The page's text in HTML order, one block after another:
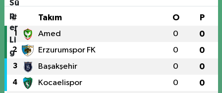
# Takım O P
1 Amed 0 0
2 Erzurumspor FK 0 0
3 Başakşehir 0 0
4 Kocaelispor 0 0